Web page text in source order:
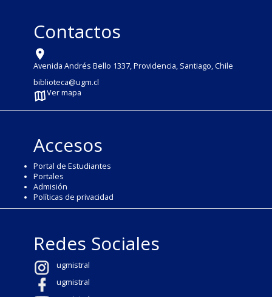
Contactos
Avenida Andrés Bello 1337, Providencia, Santiago, Chile
biblioteca@ugm.cl
Ver mapa
Accesos
Portal de Estudiantes
Portales
Admisión
Políticas de privacidad
Redes Sociales
ugmistral
ugmistral